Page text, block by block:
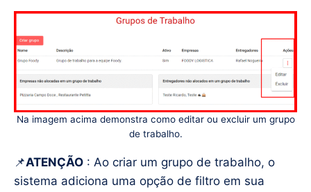
Na imagem acima demonstra como editar ou excluir um grupo
de trabalho.
📌ATENÇÃO : Ao criar um grupo de trabalho, o
sistema adiciona uma opção de filtro em sua